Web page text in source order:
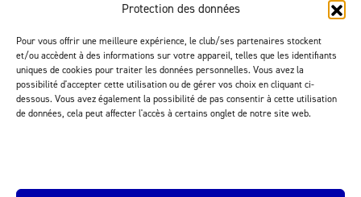
Protection des données
Pour vous offrir une meilleure expérience, le club/ses partenaires stockent
et/ou accèdent à des informations sur votre appareil, telles que les identifiants
uniques de cookies pour traiter les données personnelles. Vous avez la
possibilité d'accepter cette utilisation ou de gérer vos choix en cliquant ci-
dessous. Vous avez également la possibilité de pas consentir à cette utilisation
de données, cela peut affecter l'accès à certains onglet de notre site web.
© Lausanne Sport Football Club 2026
Réalisation MTM Agency